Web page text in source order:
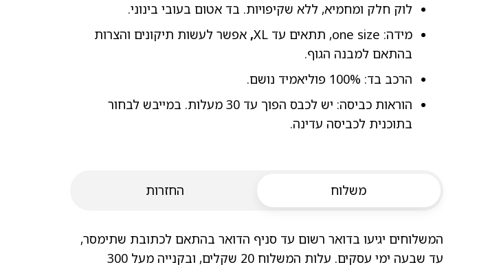
לוק חלק ומחמיא, ללא שקיפויות. בד אטום בעובי בינוני.
מידה: one size, תתאים עד XL
, אפשר לעשות תיקונים והצרות
בהתאם למבנה הגוף.
הרכב בד: 100% פוליאמיד נושם.
הוראות כביסה: יש לכבס הפוך עד 30 מעלות. במייבש לבחור
בתוכנית לכביסה עדינה.
משלוח החזרות
המשלוחים יגיעו בדואר רשום עד סניף הדואר בהתאם לכתובת שתימסר,
עד שבעה ימי עסקים. עלות המשלוח 20 שקלים, ובקנייה מעל 300